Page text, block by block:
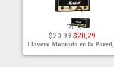
$20,99 $20,29
Llavero Montado en la Pared,